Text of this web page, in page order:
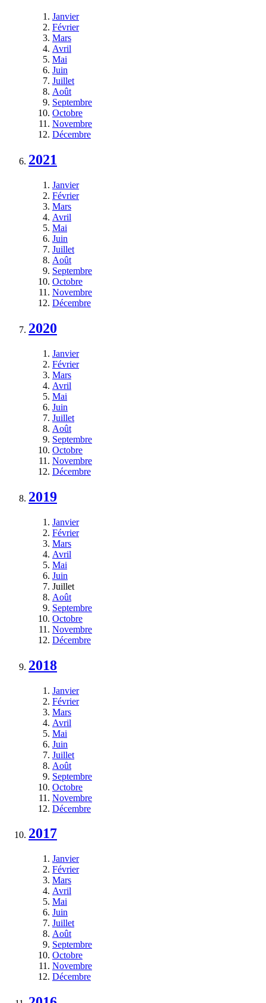
Janvier
Février
Mars
Avril
Mai
Juin
Juillet
Août
Septembre
Octobre
Novembre
Décembre
2021
Janvier
Février
Mars
Avril
Mai
Juin
Juillet
Août
Septembre
Octobre
Novembre
Décembre
2020
Janvier
Février
Mars
Avril
Mai
Juin
Juillet
Août
Septembre
Octobre
Novembre
Décembre
2019
Janvier
Février
Mars
Avril
Mai
Juin
Juillet
Août
Septembre
Octobre
Novembre
Décembre
2018
Janvier
Février
Mars
Avril
Mai
Juin
Juillet
Août
Septembre
Octobre
Novembre
Décembre
2017
Janvier
Février
Mars
Avril
Mai
Juin
Juillet
Août
Septembre
Octobre
Novembre
Décembre